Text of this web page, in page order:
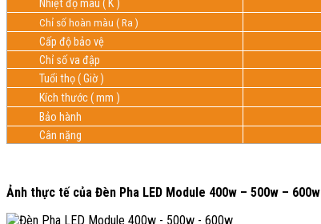
Nhiệt độ màu ( K )
Chỉ số hoàn màu ( Ra )
Cấp độ bảo vệ
Chỉ số va đập
Tuổi thọ ( Giờ )
Kích thước ( mm )
Bảo hành
Cân nặng
Ảnh thực tế của Đèn Pha LED Module 400w – 500w – 600w